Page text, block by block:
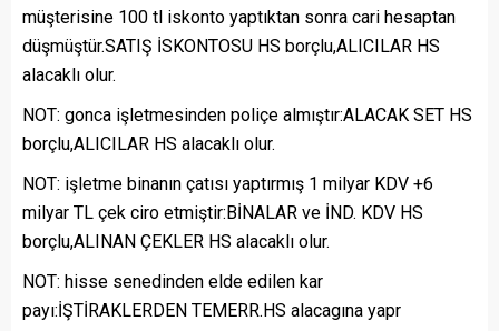
müşterisine 100 tl iskonto yaptıktan sonra cari hesaptan
düşmüştür.SATIŞ İSKONTOSU HS borçlu,ALICILAR HS
alacaklı olur.
NOT: gonca işletmesinden poliçe almıştır:ALACAK SET HS
borçlu,ALICILAR HS alacaklı olur.
NOT: işletme binanın çatısı yaptırmış 1 milyar KDV +6
milyar TL çek ciro etmiştir:BİNALAR ve İND. KDV HS
borçlu,ALINAN ÇEKLER HS alacaklı olur.
NOT: hisse senedinden elde edilen kar
payı:İŞTİRAKLERDEN TEMERR.HS alacagına yapr